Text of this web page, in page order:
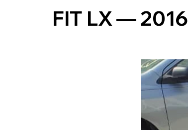
FIT LX — 2016